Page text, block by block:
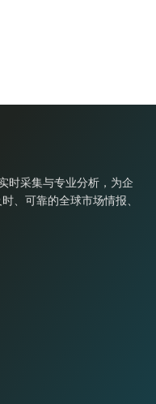
时采集与专业分析，为企
、可靠的全球市场情报、